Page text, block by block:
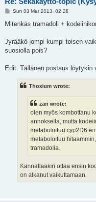
P
s
Sun 03 Mar 2013, 02:28
Mitenkäs tramadoli +
Jyrääkö jompi kumpi toisen
suosiolla pois?
Edit. Tällänen postaus löytykin
Thoxium wrote:
zan wrote:
olen myös kombottanu
annoksella, mutta
metaboloituu cyp2D6
metaboloituu
tramadolia.
Kannattaakin ottaa ensin
on alkanut vaikuttamaan.